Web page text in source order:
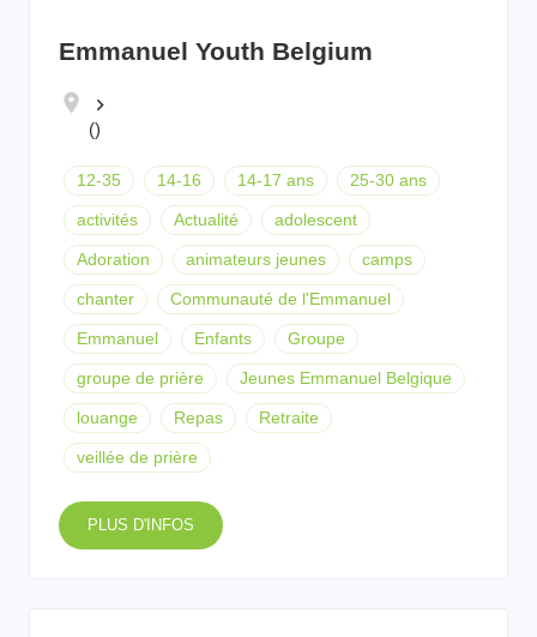
Emmanuel Youth Belgium
keyboard_arrow_right
()
12-35 14-16 14-17 ans 25-30 ans
activités Actualité adolescent
Adoration animateurs jeunes camps
chanter Communauté de l'Emmanuel
Emmanuel Enfants Groupe
groupe de prière Jeunes Emmanuel Belgique
louange Repas Retraite
veillée de prière
PLUS D'INFOS